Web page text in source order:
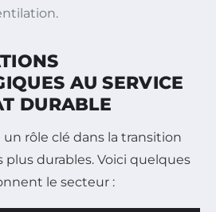
AU SERVICE
DURABLE
rôle clé dans la transition
durables. Voici quelques
le secteur :